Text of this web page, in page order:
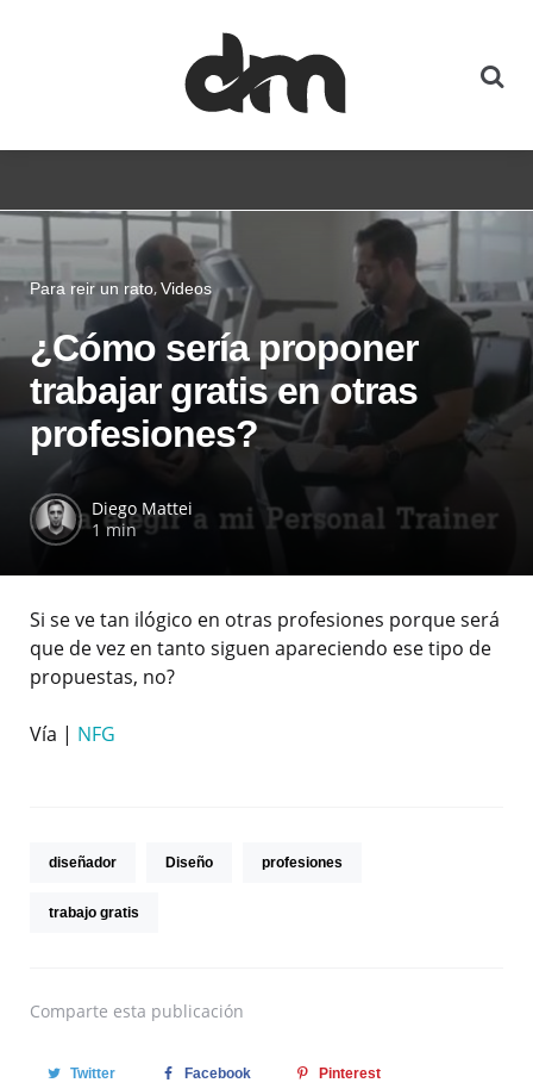
Para reir un rato Videos
¿Cómo sería proponer
trabajar gratis en otras
profesiones?
Diego Mattei
1 min
Si se ve tan ilógico en otras profesiones porque será
que de vez en tanto siguen apareciendo ese tipo de
propuestas, no?
Vía | NFG
diseñador Diseño profesiones
trabajo gratis
Comparte esta publicación
Twitter Facebook Pinterest